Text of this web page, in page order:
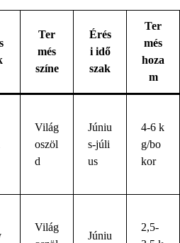
Ter
més
színe
Érés
i idő
szak
Ter
més
hoza
m
Világ
oszöl
d
Júniu
s-júli
us
4-6 k
g/bo
kor
Világ
Júniu
2,5-